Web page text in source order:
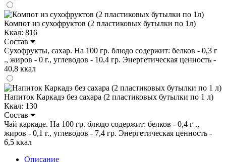
Компот из сухофруктов (2 пластиковых бутылки по 1л)
Ккал: 816
Состав
Сухофрукты, сахар. На 100 гр. блюдо содержит: белков - 0,3 г
., жиров - 0 г., углеводов - 10,4 гр. Энергетическая ценность -
40,8 ккал
Напиток Каркадэ без сахара (2 пластиковых бутылки по 1 л)
Ккал: 130
Состав
Чай каркаде. На 100 гр. блюдо содержит: белков - 0,4 г .,
жиров - 0,1 г., углеводов - 7,4 гр. Энергетическая ценность -
6,5 ккал
Описание